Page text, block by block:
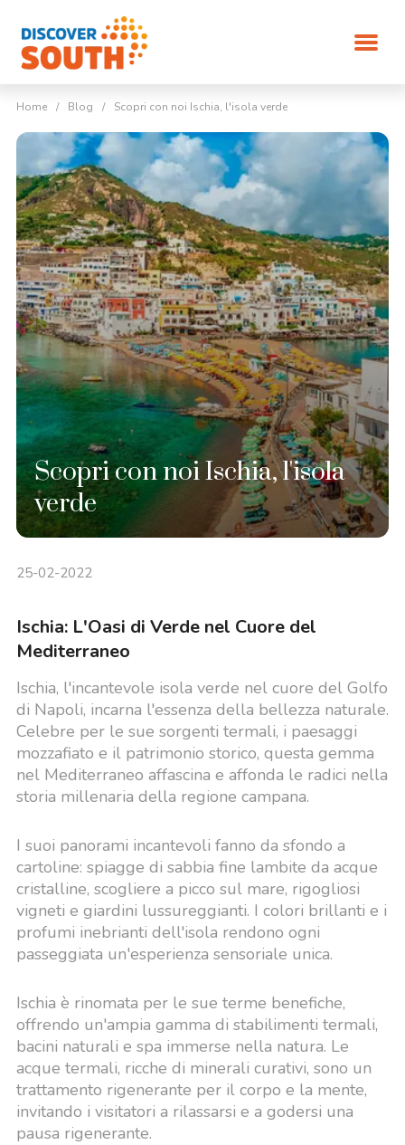
Home / Blog / Scopri con noi Ischia, l'isola verde
Scopri con noi Ischia, l'isola
verde
25-02-2022
Ischia: L'Oasi di Verde nel Cuore del
Mediterraneo
Ischia, l'incantevole isola verde nel cuore del Golfo
di Napoli, incarna l'essenza della bellezza naturale.
Celebre per le sue sorgenti termali, i paesaggi
mozzafiato e il patrimonio storico, questa gemma
nel Mediterraneo affascina e affonda le radici nella
storia millenaria della regione campana.
I suoi panorami incantevoli fanno da sfondo a
cartoline: spiagge di sabbia fine lambite da acque
cristalline, scogliere a picco sul mare, rigogliosi
vigneti e giardini lussureggianti. I colori brillanti e i
profumi inebrianti dell'isola rendono ogni
passeggiata un'esperienza sensoriale unica.
Ischia è rinomata per le sue terme benefiche,
offrendo un'ampia gamma di stabilimenti termali,
bacini naturali e spa immerse nella natura. Le
acque termali, ricche di minerali curativi, sono un
trattamento rigenerante per il corpo e la mente,
invitando i visitatori a rilassarsi e a godersi una
pausa rigenerante.